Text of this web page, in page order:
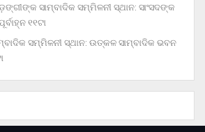
ସାମ୍ବାଦିକ ସମ୍ମିଳନୀ ସ୍ଥାନ: ସାଂସଦଙ୍କ
୧୧ଟା
ସମ୍ମିଳନୀ ସ୍ଥାନ: ଉତ୍କଳ ସାମ୍ବାଦିକ ଭବନ